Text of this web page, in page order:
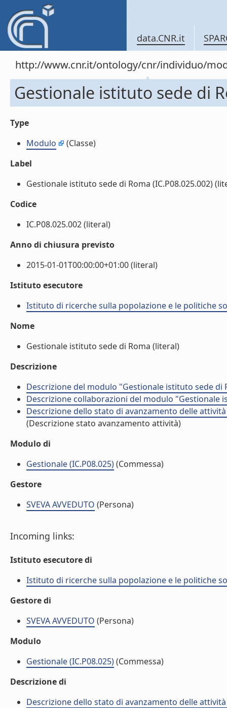
data.CNR.it
http://www.cnr.it/ontology/cnr/individuo/
Gestionale istituto sede di
Type
Modulo
(Classe)
Label
Gestionale istituto sede di Roma (IC.P08.025.002)
Codice
IC.P08.025.002 (literal)
Anno di chiusura previsto
2015-01-01T00:00:00+01:00 (literal)
Istituto esecutore
Istituto di ricerche sulla popolazione e le politiche
Nome
Gestionale istituto sede di Roma (literal)
Descrizione
Descrizione del modulo "Gestionale istituto sede di
Descrizione collaborazioni del modulo "Gestionale
Descrizione dello stato di avanzamento delle
(Descrizione stato avanzamento attività)
Modulo di
Gestionale (IC.P08.025)(Commessa)
Gestore
SVEVA AVVEDUTO (Persona)
Incoming links:
Istituto esecutore di
Istituto di ricerche sulla popolazione e le politiche
Gestore di
SVEVA AVVEDUTO (Persona)
Modulo
Gestionale (IC.P08.025)(Commessa)
Descrizione di
Descrizione dello stato di avanzamento delle